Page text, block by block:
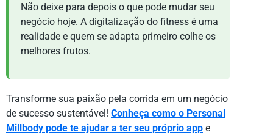
Não deixe para depois o que pode mudar seu
negócio hoje. A digitalização do fitness é uma
realidade e quem se adapta primeiro colhe os
melhores frutos.
Transforme sua paixão pela corrida em um negócio
de sucesso sustentável! Conheça como o Personal
Millbody pode te ajudar a ter seu próprio app e